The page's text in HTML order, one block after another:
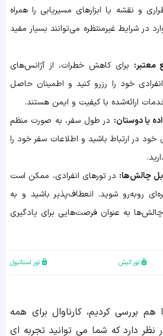
و نقشه یا ابزارهای مسیریابی را همراه
در شرایط غیرمنتظره می‌توانند بسیار مفید
معتبر: برای کاهش خطرات، از آژانس‌های
خود را رزرو کنید و اطمینان حاصل
ارائه‌شده با کیفیت و ایمن هستند.
یا دوستان: در طول سفر، به صورت منظم
خود در ارتباط باشید و اطلاعات سفر خود را
چالش‌ها: در تورهای انفرادی، ممکن است
روبه‌رو شوید. انعطاف‌پذیر باشید و به
چالش‌ها به عنوان فرصت‌هایی برای یادگیری
تور کیش تور استانبول
هم بررسی کردیم، کارناوال برای همه
نظر دارد که شما می توانید تجربه ای